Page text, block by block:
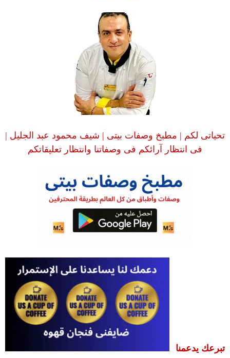
تحياتى لكم | مطبخ وصفات بيتى | شيف محمود عبد الجليل |
فى انتظار آرائكم فى وصفاتنا وانتظار تعليقاتكم
تبرعك يدعمنا